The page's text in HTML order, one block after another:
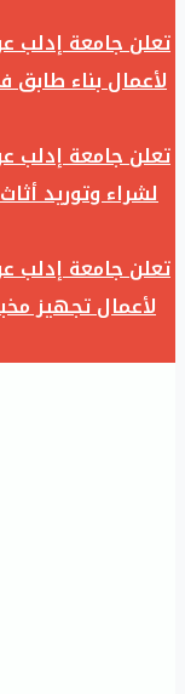
تعلن جامعة إدلب
لأعمال بناء
تعلن جامعة إدلب
لشراء وتوريد
تعلن جامعة إدلب
لأعمال تجهيز